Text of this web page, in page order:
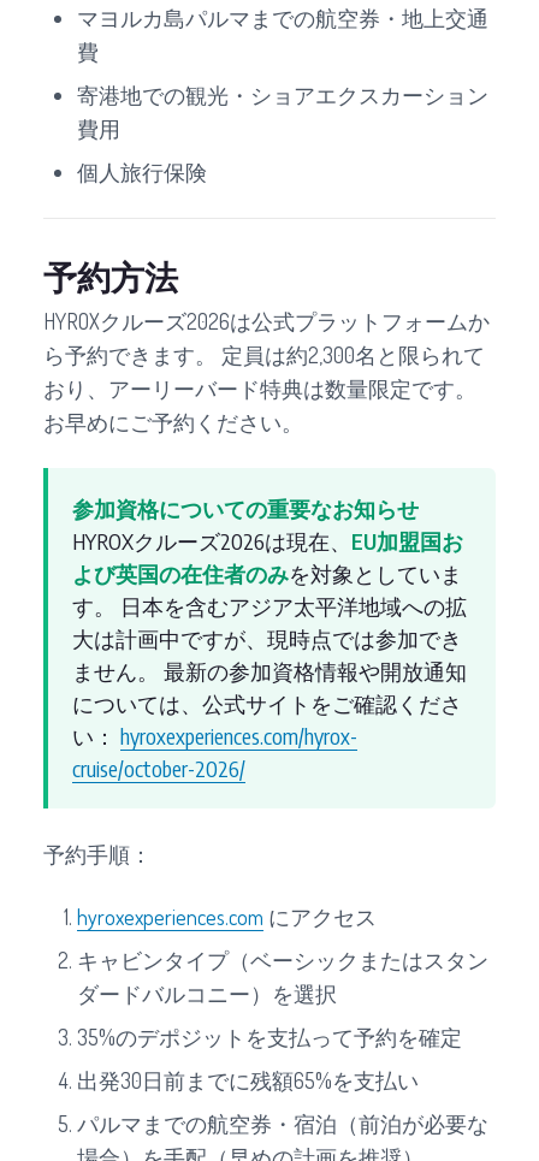
マヨルカ島パルマまでの航空券・地上交通
費
寄港地での観光・ショアエクスカーション
費用
個人旅行保険
予約方法
HYROXクルーズ2026は公式プラットフォームか
ら予約できます。 定員は約2,300名と限られて
おり、アーリーバード特典は数量限定です。
お早めにご予約ください。
参加資格についての重要なお知らせ
HYROXクルーズ2026は現在、 EU加盟国お
よび英国の在住者のみを対象としていま
す。 日本を含むアジア太平洋地域への拡
大は計画中ですが、現時点では参加でき
ません。 最新の参加資格情報や開放通知
については、公式サイトをご確認くださ
い： hyroxexperiences.com/hyrox-
cruise/october-2026/
予約手順：
hyroxexperiences.com にアクセス
キャビンタイプ（ベーシックまたはスタン
ダードバルコニー）を選択
35%のデポジットを支払って予約を確定
出発30日前までに残額65%を支払い
パルマまでの航空券・宿泊（前泊が必要な